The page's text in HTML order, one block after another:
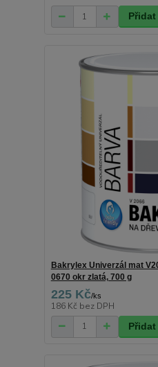
Bakrylex Univerzál mat
0670 okr zlatá, 700 g
225 Kč/ks
186 Kč bez DPH